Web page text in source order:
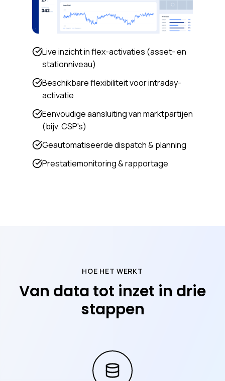
Live inzicht in flex-activaties (asset- en
stationniveau)
Beschikbare flexibiliteit voor intraday-
activatie
Eenvoudige aansluiting van marktpartijen
(bijv. CSP's)
Geautomatiseerde dispatch & planning
Prestatiemonitoring & rapportage
HOE HET WERKT
Van data tot inzet in drie
stappen